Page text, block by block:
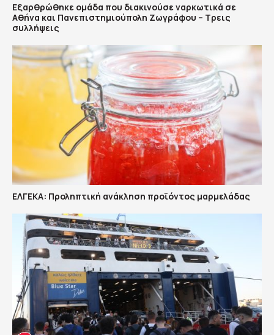
Εξαρθρώθηκε ομάδα που διακινούσε ναρκωτικά σε
Αθήνα και Πανεπιστημιούπολη Ζωγράφου – Τρεις
συλλήψεις
ΕΛΓΕΚΑ: Προληπτική ανάκληση προϊόντος μαρμελάδας